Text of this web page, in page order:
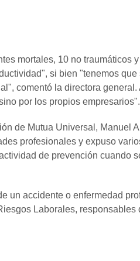
mortales, 10 no traumáticos
si bien "tenemos
comentó la directora general.
por los propios empresarios".
de Mutua Universal, Manuel
profesionales y expuso
de prevención cuando
un accidente o enfermedad
Laborales, responsables